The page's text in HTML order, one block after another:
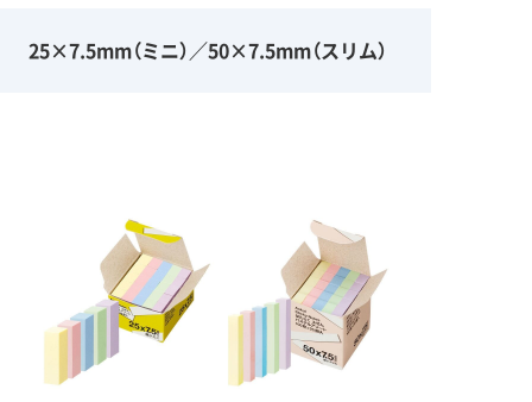
25×7.5mm（ミニ）／50×7.5mm（スリム）